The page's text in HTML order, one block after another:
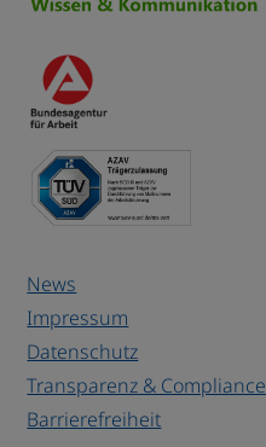
News
Impressum
Datenschutz
Transparenz & Compliance
Barrierefreiheit